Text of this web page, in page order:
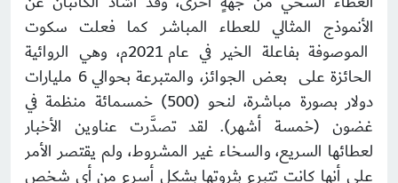
الأنموذج المثالي للعطاء المباشر كما فعلت سكوت
الموصوفة بفاعلة الخير في عام 2021م، وهي الروائية
الحائزة على بعض الجوائز، والمتبرعة بحوالي 6 مليارات
دولار بصورة مباشرة، لنحو (500) خمسمائة منظمة في
غضون (خمسة أشهر). لقد تصدَّرت عناوين الأخبار
لعطائها السريع، والسخاء غير المشروط، ولم يقتصر الأمر
على أنها كانت تتبرع بثروتها بشكل أسرع من أي شخص